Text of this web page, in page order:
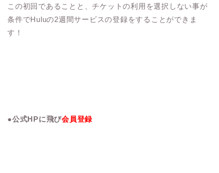
この初回であることと、チケットの利用を選択しない事が
条件でHuluの2週間サービスの登録をすることができま
す！
●公式HPに飛び会員登録